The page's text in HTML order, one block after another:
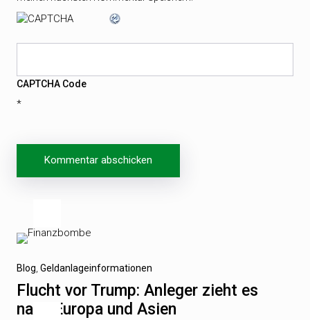
CAPTCHA Code
*
Beitragsnavigation
Vorheriger
Beitrag
Blog Geldanlageinformationen
Flucht vor Trump: Anleger zieht es
nach Europa und Asien